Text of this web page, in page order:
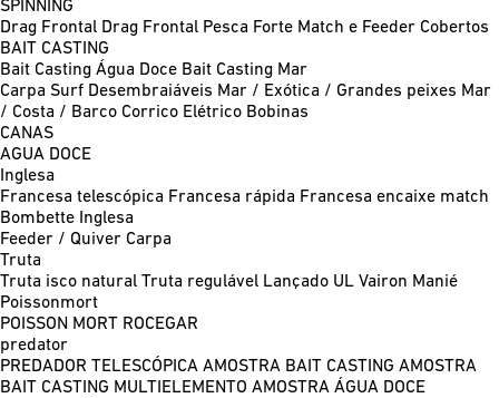
SPINNING
Drag Frontal Drag Frontal Pesca Forte Match e Feeder Cobertos
BAIT CASTING
Bait Casting Água Doce Bait Casting Mar
Carpa Surf Desembraiáveis Mar / Exótica / Grandes peixes Mar
/ Costa / Barco Corrico Elétrico Bobinas
CANAS
AGUA DOCE
Inglesa
Francesa telescópica Francesa rápida Francesa encaixe match
Bombette Inglesa
Feeder / Quiver Carpa
Truta
Truta isco natural Truta regulável Lançado UL Vairon Manié
Poissonmort
POISSON MORT ROCEGAR
predator
PREDADOR TELESCÓPICA AMOSTRA BAIT CASTING AMOSTRA
BAIT CASTING MULTIELEMENTO AMOSTRA ÁGUA DOCE